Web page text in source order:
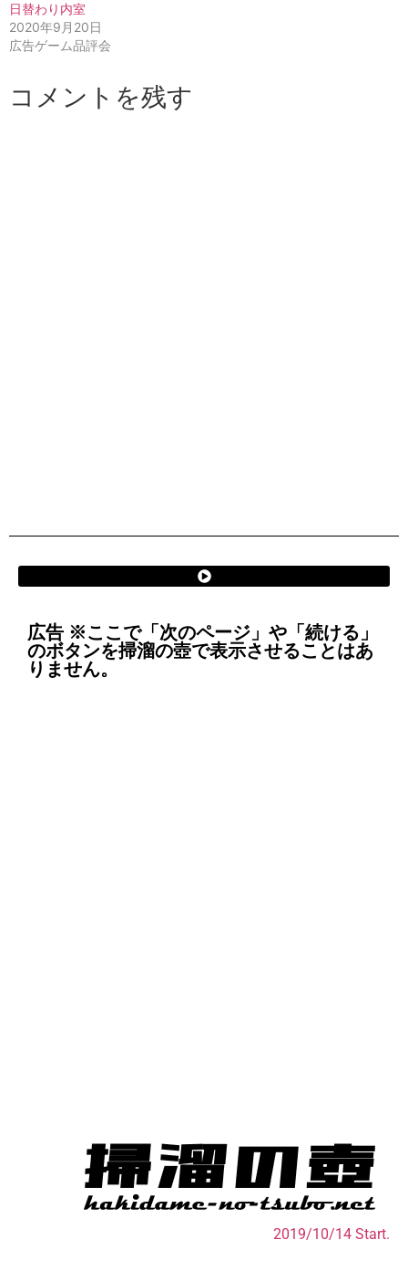
日替わり内室
2020年9月20日
広告ゲーム品評会
コメントを残す
広告 ※ここで「次のページ」や「続ける」
のボタンを掃溜の壺で表示させることはあ
りません。
2019/10/14 Start.